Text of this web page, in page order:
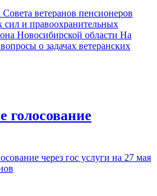
ветеранов пенсионеров
и правоохранительных
Новосибирской области На
о задачах ветеранских
голосование
через гос услуги на 27 мая